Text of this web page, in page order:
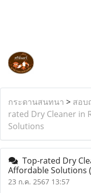
กระดานสนทนา > สอบ
rated Dry Cleaner in
Solutions
Top-rated Dry
Affordable Solutions
23 ก.ค. 2567 13:57